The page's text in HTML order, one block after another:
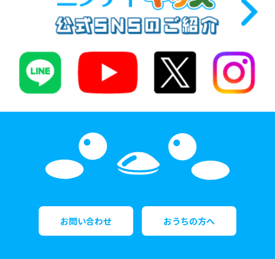
お問い合わせ おうちの方へ